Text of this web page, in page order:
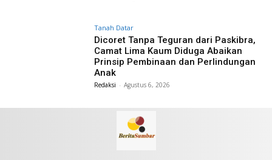
Tanah Datar
Dicoret Tanpa Teguran dari Paskibra,
Camat Lima Kaum Diduga Abaikan
Prinsip Pembinaan dan Perlindungan
Anak
Redaksi - Agustus 6, 2026